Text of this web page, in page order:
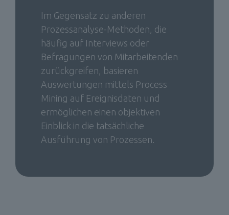
Im Gegensatz zu anderen
Prozessanalyse-Methoden, die
häufig auf Interviews oder
Befragungen von Mitarbeitenden
zurückgreifen, basieren
Auswertungen mittels Process
Mining auf Ereignisdaten und
ermöglichen einen objektiven
Einblick in die tatsächliche
Ausführung von Prozessen.